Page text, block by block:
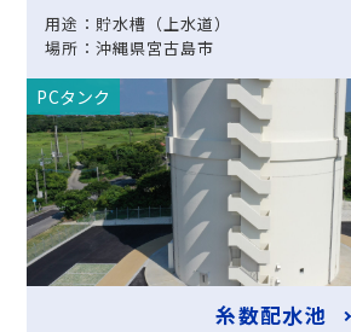
用途：貯水槽（上水道）
場所：沖縄県宮古島市
PCタンク
糸数配水池